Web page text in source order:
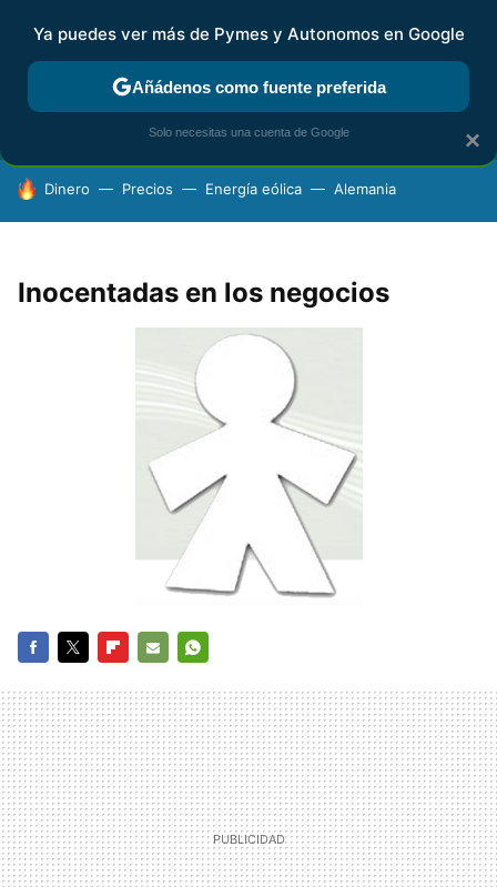
FISCALIDAD Y CONTABILIDAD KIT DIGITAL RENTA
HOY SE HABLA DE
Dinero Precios Energía eólica Alemania
Inocentadas en los negocios
MAIL
×
Ya puedes ver más de Pymes y Autonomos en Google
Añádenos como fuente preferida
Solo necesitas una cuenta de Google